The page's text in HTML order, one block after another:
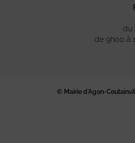
du
de 9h00 à
© Mairie d'Agon-